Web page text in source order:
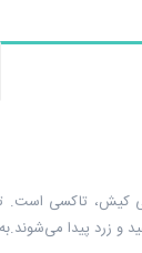
کیش، تاکسی است.
و زرد پیدا